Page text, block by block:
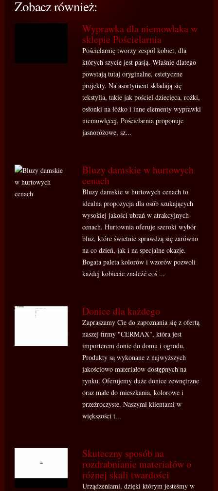
Zobacz również:
Wyprawka dla niemowlaka w
sklepie Pościelarnia
Pościelarnię tworzy zespół kobiet, dla
których szycie jest pasją. Właśnie dlatego
powstają tutaj oryginalne, estetyczne
projekty. Na asortyment składają się
tekstylia, takie jak pościel dziecięca, rożki,
osłonki na łóżko i inne elementy wyprawki
niemowlęcej. Pościelarnia proponuje
jasnoróżowe, sz...
Bluzy damskie w hurtowych
cenach
Bluzy damskie w hurtowych cenach to
idealna propozycja dla osób szukających
wysokiej jakości ubrań w atrakcyjnych
cenach. Hurtownia oferuje szeroki wybór
bluz, które świetnie sprawdzą się zarówno
na co dzień, jak i na specjalne okazje.
Bogata paleta kolorów i wzorów pozwoli
każdej kobiecie znaleźć coś ...
Donice dla każdego
Zapraszamy Cie do zapoznania się z ofertą
naszej firmy "CERMAX", która jest
importerem donic do domu i ogrodu.
Produkty są wykonane z najwyższych
jakościowo materiałów dostępnych na
rynku. Oferujemy duże donice zewnętrzne
oraz małe do mieszkania, kolorowe i
przeźroczyste. Naszymi klientami w
większości t...
Skuteczny sposób na
rozdrabnianie materiałów o
różnej skali twardości
Urządzeniami, dzięki którym jesteśmy w